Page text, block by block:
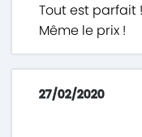
Tout est parfait
Même le prix !
27/02/2020